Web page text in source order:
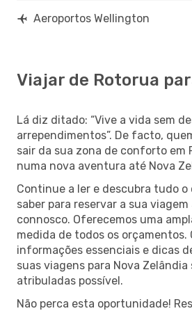
Aeroportos Wellington
Viajar de Rotorua
Lá diz ditado: “Vive a vida sem
arrependimentos”. De facto,
sair da sua zona de conforto em
numa nova aventura até Nova
Continue a ler e descubra tudo o
saber para reservar a sua
connosco. Oferecemos uma
medida de todos os orçamentos.
informações essenciais e dicas
suas viagens para Nova Zelândia
atribuladas possível.
Não perca esta oportunidade!